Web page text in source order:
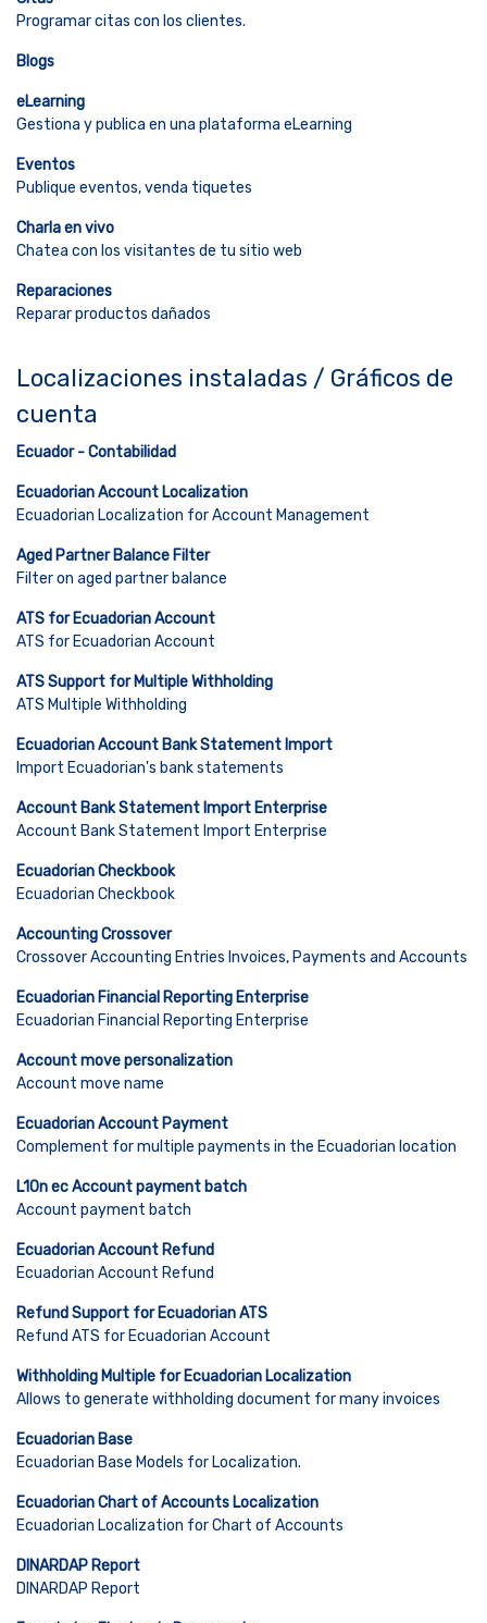
Programar citas con los clientes.
Blogs
eLearning
Gestiona y publica en una plataforma eLearning
Eventos
Publique eventos, venda tiquetes
Charla en vivo
Chatea con los visitantes de tu sitio web
Reparaciones
Reparar productos dañados
Localizaciones instaladas / Gráficos de
cuenta
Ecuador - Contabilidad
Ecuadorian Account Localization
Ecuadorian Localization for Account Management
Aged Partner Balance Filter
Filter on aged partner balance
ATS for Ecuadorian Account
ATS for Ecuadorian Account
ATS Support for Multiple Withholding
ATS Multiple Withholding
Ecuadorian Account Bank Statement Import
Import Ecuadorian's bank statements
Account Bank Statement Import Enterprise
Account Bank Statement Import Enterprise
Ecuadorian Checkbook
Ecuadorian Checkbook
Accounting Crossover
Crossover Accounting Entries Invoices, Payments and Accounts
Ecuadorian Financial Reporting Enterprise
Ecuadorian Financial Reporting Enterprise
Account move personalization
Account move name
Ecuadorian Account Payment
Complement for multiple payments in the Ecuadorian location
L10n ec Account payment batch
Account payment batch
Ecuadorian Account Refund
Ecuadorian Account Refund
Refund Support for Ecuadorian ATS
Refund ATS for Ecuadorian Account
Withholding Multiple for Ecuadorian Localization
Allows to generate withholding document for many invoices
Ecuadorian Base
Ecuadorian Base Models for Localization.
Ecuadorian Chart of Accounts Localization
Ecuadorian Localization for Chart of Accounts
DINARDAP Report
DINARDAP Report